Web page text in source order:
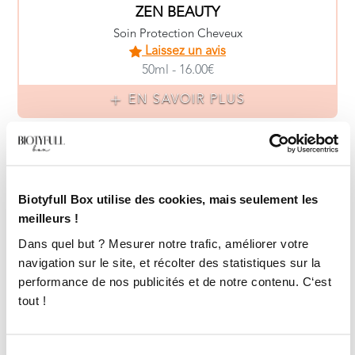
Biotyfull Box utilise des cookies, mais seulement les
meilleurs !
Dans quel but ? Mesurer notre trafic, améliorer votre
navigation sur le site, et récolter des statistiques sur la
performance de nos publicités et de notre contenu. C‘est
tout !
ZEN BEAUTY
Soin Protection Cheveux
Laissez un avis
50ml - 16.00€
EN SAVOIR PLUS